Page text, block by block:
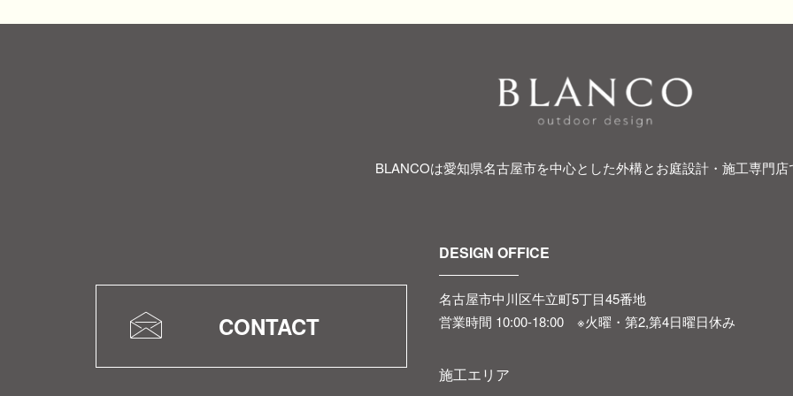
BLANCOは愛知県名古屋市を中心とした外構とお庭設計・施工専門店
CONTACT
DESIGN OFFICE
名古屋市中川区牛立町5丁目45番地
営業時間 10:00-18:00 ※火曜・第2,第4日曜日休み
施工エリア